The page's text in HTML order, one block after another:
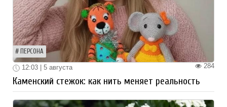
ПЕРСОНА
284
12:03 | 5 августа
Каменский стежок: как нить меняет реальность